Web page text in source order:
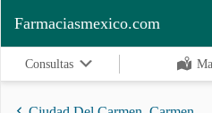
Farmaciasmexico.com
Consultas